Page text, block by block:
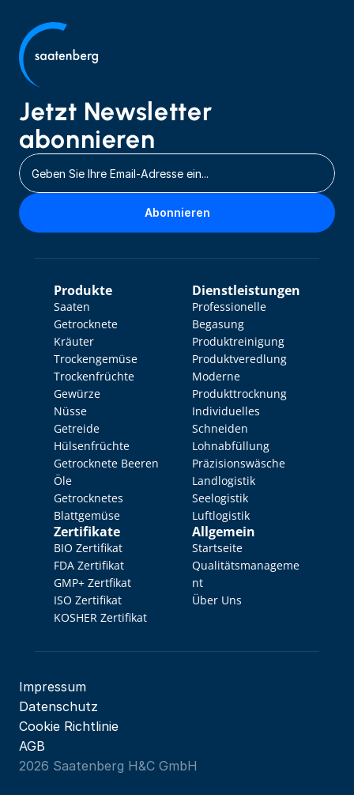
Jetzt Newsletter
abonnieren
Abonnieren
Produkte
Saaten
Getrocknete
Kräuter
Trockengemüse
Trockenfrüchte
Gewürze
Nüsse
Getreide
Hülsenfrüchte
Getrocknete Beeren
Öle
Getrocknetes
Blattgemüse
Zertifikate
BIO Zertifikat
FDA Zertifikat
GMP+ Zertfikat
ISO Zertifikat
KOSHER Zertifikat
Dienstleistungen
Professionelle
Begasung
Produktreinigung
Produktveredlung
Moderne
Produkttrocknung
Individuelles
Schneiden
Lohnabfüllung
Präzisionswäsche
Landlogistik
Seelogistik
Luftlogistik
Allgemein
Startseite
Qualitätsmanageme
nt
Über Uns
2026 Saatenberg H&C GmbH
Impressum
Datenschutz
Cookie Richtlinie
AGB